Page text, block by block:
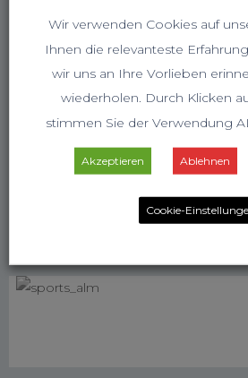
Wir verwenden Cookies auf
Ihnen die relevanteste
wir uns an Ihre Vorlieben
wiederholen. Durch Klicken
stimmen Sie der Verwendung
Akzeptieren Ablehnen
Cookie-